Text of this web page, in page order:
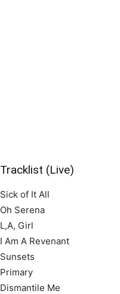
Tracklist (Live)
Sick of It All
Oh Serena
L,A, Girl
I Am A Revenant
Sunsets
Primary
Dismantile Me